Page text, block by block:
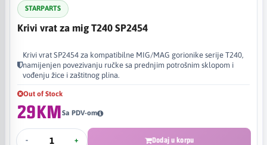
STARPARTS
Krivi vrat za mig T240 SP2454
Krivi vrat SP2454 za kompatibilne MIG/MAG gorionike serije T240,
namijenjen povezivanju ručke sa prednjim potrošnim sklopom i
vođenju žice i zaštitnog plina.
Out of Stock
29KMSa PDV-om
- + Dodaj u korpu